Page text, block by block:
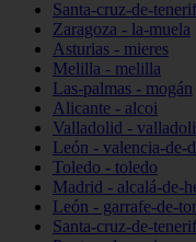
Santa-cruz-de-
Zaragoza - la-muela
Asturias - mieres
Melilla - melilla
Las-palmas - mogán
Alicante - alcoi
Valladolid -
León - valencia-de-
Toledo - toledo
Madrid - alcalá-de-
León - garrafe-de-
Santa-cruz-de-